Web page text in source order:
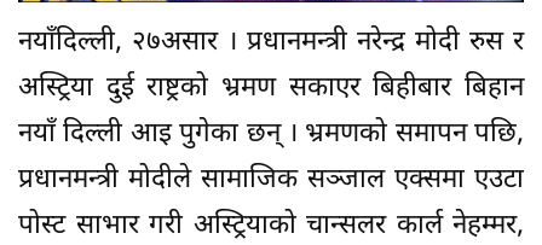
नयाँदिल्ली, २७असार । प्रधानमन्त्री नरेन्द्र मोदी रुस र
अस्ट्रिया दुई राष्ट्रको भ्रमण सकाएर बिहीबार बिहान
नयाँ दिल्ली आइ पुगेका छन् । भ्रमणको समापन पछि,
प्रधानमन्त्री मोदीले सामाजिक सञ्जाल एक्समा एउटा
पोस्ट साभार गरी अस्ट्रियाको चान्सलर कार्ल नेहम्मर,